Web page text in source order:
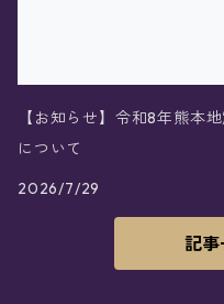
【お知らせ】令和8年熊本
について
2026/7/29
記事